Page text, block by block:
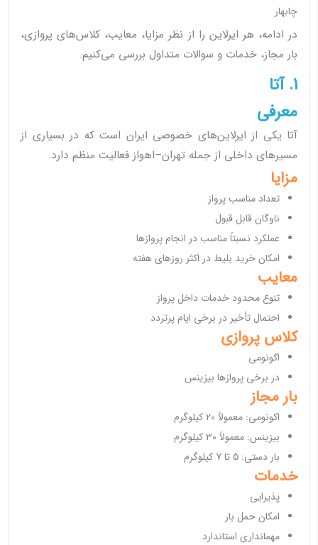
چابهار
در ادامه، هر ایرلاین را از نظر مزایا، معایب، کلاس‌های پروازی،
بار مجاز، خدمات و سوالات متداول بررسی می‌کنیم.
1. آتا
معرفی
آتا یکی از ایرلاین‌های خصوصی ایران است که در بسیاری از
مسیرهای داخلی از جمله تهران–اهواز فعالیت منظم دارد.
مزایا
تعداد مناسب پرواز
ناوگان قابل قبول
عملکرد نسبتاً مناسب در انجام پروازها
امکان خرید بلیط در اکثر روزهای هفته
معایب
تنوع محدود خدمات داخل پرواز
احتمال تأخیر در برخی ایام پرتردد
کلاس پروازی
اکونومی
در برخی پروازها بیزینس
بار مجاز
اکونومی: معمولاً 20 کیلوگرم
بیزینس: معمولاً 30 کیلوگرم
بار دستی: 5 تا 7 کیلوگرم
خدمات
پذیرایی
امکان حمل بار
مهمانداری استاندارد